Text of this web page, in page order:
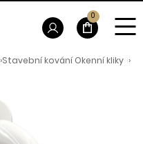
›Stavební kování Okenní kliky ›
0